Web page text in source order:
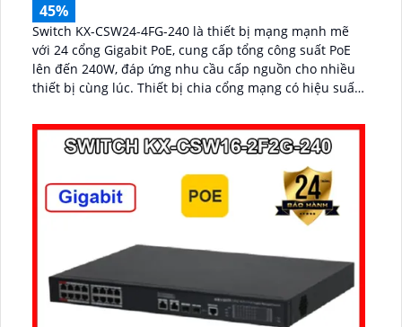
45%
Switch KX-CSW24-4FG-240 là thiết bị mạng mạnh mẽ
với 24 cổng Gigabit PoE, cung cấp tổng công suất PoE
lên đến 240W, đáp ứng nhu cầu cấp nguồn cho nhiều
thiết bị cùng lúc. Thiết bị chia cổng mạng có hiệu suất
camera IP và hệ thống mạng yêu cầu băng thông cao...